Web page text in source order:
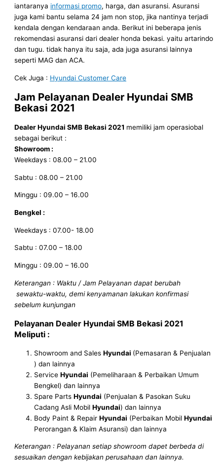
iantaranya informasi promo, harga, dan asuransi. Asuransi
juga kami bantu selama 24 jam non stop, jika nantinya terjadi
kendala dengan kendaraan anda. Berikut ini beberapa jenis
rekomendasi asuransi dari dealer honda bekasi. yaitu artarindo
dan tugu. tidak hanya itu saja, ada juga asuransi lainnya
seperti MAG dan ACA.
Cek Juga : Hyundai Customer Care
Jam Pelayanan Dealer Hyundai SMB
Bekasi 2021
Dealer Hyundai SMB Bekasi 2021 memiliki jam operasiobal
sebagai berikut :
Showroom :
Weekdays : 08.00 – 21.00
Sabtu : 08.00 – 21.00
Minggu : 09.00 – 16.00
Bengkel :
Weekdays : 07.00- 18.00
Sabtu : 07.00 – 18.00
Minggu : 09.00 – 16.00
Keterangan : Waktu / Jam Pelayanan dapat berubah
sewaktu-waktu, demi kenyamanan lakukan konfirmasi
sebelum kunjungan
Pelayanan Dealer Hyundai SMB Bekasi 2021
Meliputi :
Showroom and SalesHyundai (Pemasaran & Penjualan
) dan lainnya
ServiceHyundai (Pemeliharaan & Perbaikan Umum
Bengkel) dan lainnya
Spare PartsHyundai (Penjualan & Pasokan Suku
Cadang Asli MobilHyundai) dan lainnya
Body Paint & RepairHyundai (Perbaikan MobilHyundai
Perorangan & Klaim Asuransi) dan lainnya
Keterangan : Pelayanan setiap showroom dapet berbeda di
sesuaikan dengan kebijakan perusahaan dan lainnya.